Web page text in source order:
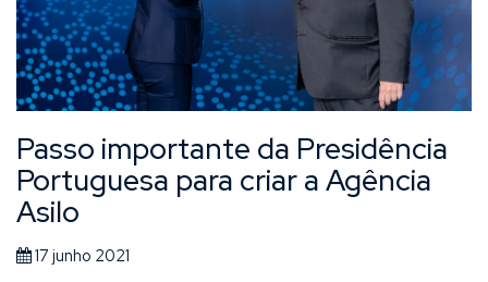
Passo importante da Presidência
Portuguesa para criar a Agência
Asilo
17 junho 2021